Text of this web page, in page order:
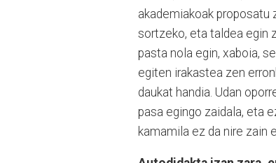
akademiakoak proposatu
sortzeko, eta taldea egin
pasta nola egin, xaboia,
egiten irakastea zen
daukat handia. Udan
pasa egingo zaidala, eta
kamamila ez da nire zain